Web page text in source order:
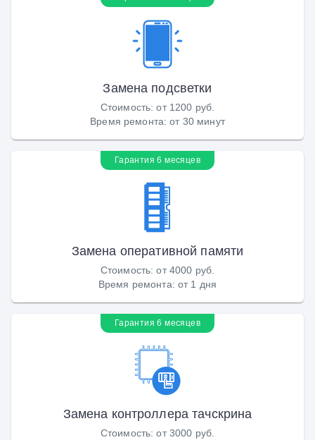
Замена подсветки
Стоимость:от 1200 руб.
Время ремонта:от 30 минут
Гарантия 6 месяцев
Замена оперативной памяти
Стоимость:от 4000 руб.
Время ремонта:от 1 дня
Гарантия 6 месяцев
Замена контроллера тачскрина
Стоимость:от 3000 руб.